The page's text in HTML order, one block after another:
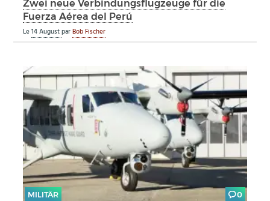
Zwei neue Verbindungsflugzeuge für die
Fuerza Aérea del Perú
Le14 AugustparBob Fischer
MILITÄR 0